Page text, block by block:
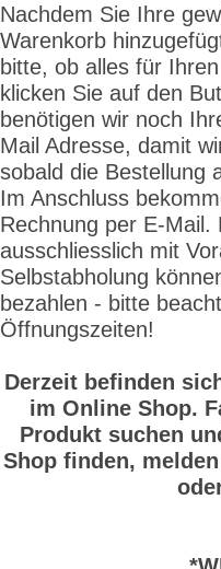
Nachdem Sie Ihre
Warenkorb
bitte, ob alles für
klicken Sie auf den
benötigen wir noch
Mail Adresse, damit
sobald die Bestellung
Im Anschluss
Rechnung per E-Mail.
ausschliesslich mit
Selbstabholung
bezahlen - bitte
Öffnungszeiten!
Derzeit befinden
im Online Shop.
Produkt suchen
Shop finden,